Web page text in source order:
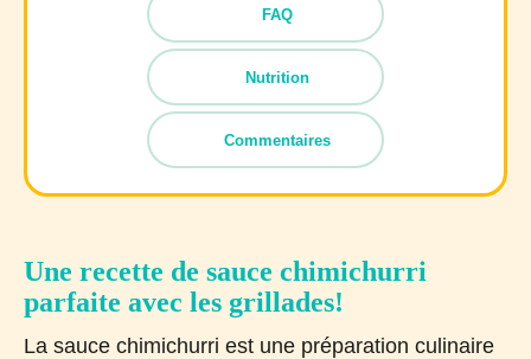
FAQ
Nutrition
Commentaires
Une recette de sauce chimichurri
parfaite avec les grillades!
La sauce chimichurri est une préparation culinaire